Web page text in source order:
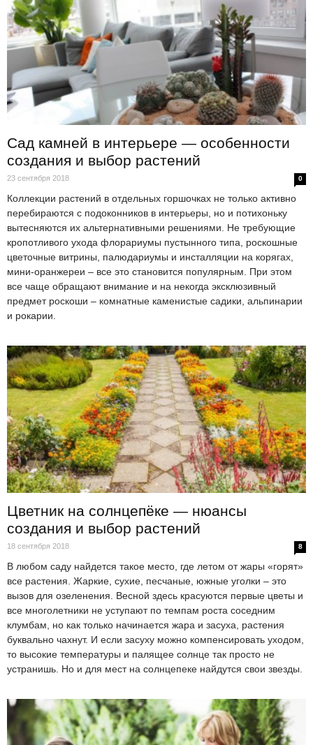
Сад камней в интерьере — особенности
создания и выбор растений
23 сентября 2018 0
Коллекции растений в отдельных горшочках не только активно
перебираются с подоконников в интерьеры, но и потихоньку
вытесняются их альтернативными решениями. Не требующие
кропотливого ухода флорариумы пустынного типа, роскошные
цветочные витрины, палюдариумы и инсталляции на корягах,
мини-оранжереи – все это становится популярным. При этом
все чаще обращают внимание и на некогда эксклюзивный
предмет роскоши – комнатные каменистые садики, альпинарии
и рокарии.
Цветник на солнцепёке — нюансы
создания и выбор растений
18 сентября 2018 8
В любом саду найдется такое место, где летом от жары «горят»
все растения. Жаркие, сухие, песчаные, южные уголки – это
вызов для озеленения. Весной здесь красуются первые цветы и
все многолетники не уступают по темпам роста соседним
клумбам, но как только начинается жара и засуха, растения
буквально чахнут. И если засуху можно компенсировать уходом,
то высокие температуры и палящее солнце так просто не
устранишь. Но и для мест на солнцепеке найдутся свои звезды.